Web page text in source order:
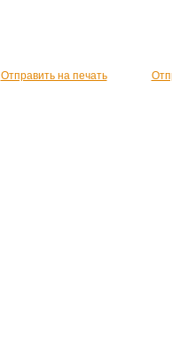
Отправить на печать